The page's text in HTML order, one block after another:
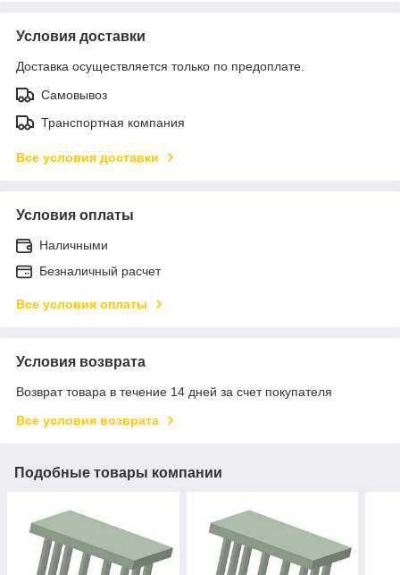
Условия доставки
Доставка осуществляется только по предоплате.
Самовывоз
Транспортная компания
Все условия доставки
Условия оплаты
Наличными
Безналичный расчет
Все условия оплаты
Условия возврата
Возврат товара в течение 14 дней за счет покупателя
Все условия возврата
Подобные товары компании